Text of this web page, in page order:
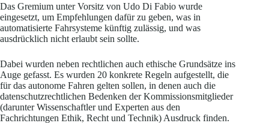
Das Gremium unter Vorsitz von Udo Di Fabio wurde
eingesetzt, um Empfehlungen dafür zu geben, was in
automatisierte Fahrsysteme künftig zulässig, und was
ausdrücklich nicht erlaubt sein sollte.
Dabei wurden neben rechtlichen auch ethische Grundsätze ins
Auge gefasst. Es wurden 20 konkrete Regeln aufgestellt, die
für das autonome Fahren gelten sollen, in denen auch die
datenschutzrechtlichen Bedenken der Kommissionsmitglieder
(darunter Wissenschaftler und Experten aus den
Fachrichtungen Ethik, Recht und Technik) Ausdruck finden.